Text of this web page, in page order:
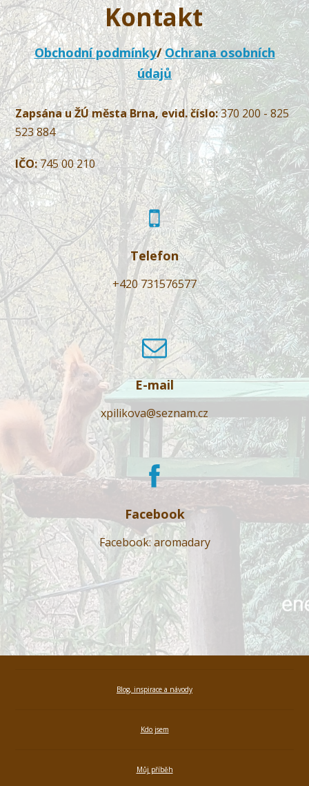
Kontakt
Obchodní podmínky/Ochrana osobních
údajů
Zapsána u ŽÚ města Brna, evid. číslo:370 200 - 825
523 884
IČO:745 00 210
Telefon
+420 731576577
E-mail
xpilikova@seznam.cz
Facebook
Facebook: aromadary
Blog, inspirace a návody
Kdo jsem
Můj příběh